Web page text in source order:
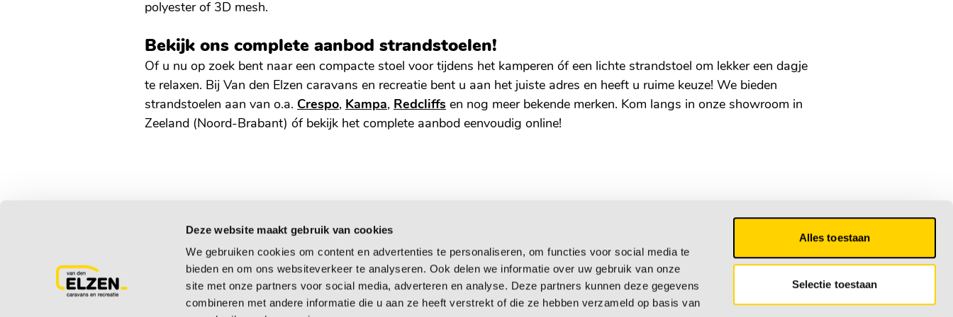
Deze website maakt gebruik van cookies
We gebruiken cookies om content en advertenties te personaliseren, om functies voor social media te
bieden en om ons websiteverkeer te analyseren. Ook delen we informatie over uw gebruik van onze
site met onze partners voor social media, adverteren en analyse. Deze partners kunnen deze gegevens
combineren met andere informatie die u aan ze heeft verstrekt of die ze hebben verzameld op basis van
Alles toestaan
Selectie toestaan
polyester of 3D mesh.
Bekijk ons complete aanbod strandstoelen!
Of u nu op zoek bent naar een compacte stoel voor tijdens het kamperen óf een lichte strandstoel om lekker een dagje
te relaxen. Bij Van den Elzen caravans en recreatie bent u aan het juiste adres en heeft u ruime keuze! We bieden
strandstoelen aan van o.a. Crespo, Kampa, Redcliffs en nog meer bekende merken. Kom langs in onze showroom in
Zeeland (Noord-Brabant) óf bekijk het complete aanbod eenvoudig online!
Van den Elzen caravans en recreatie
Hogeweg 13a
Service
Inruilvoorstel
Schade melden
Algemene voorwaarden
Van den Elzen
Over ons
Historie
Vacatures